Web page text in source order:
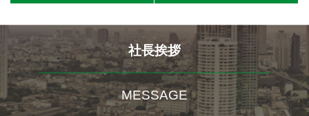
社長挨拶
MESSAGE